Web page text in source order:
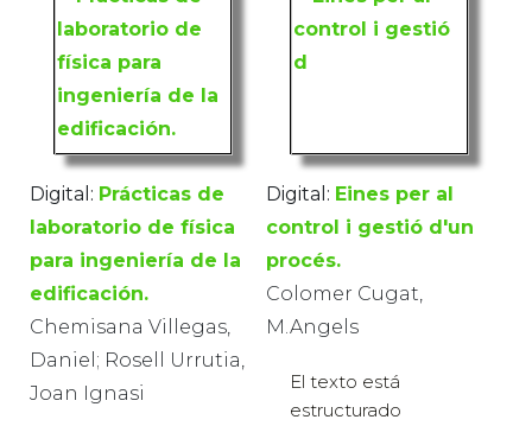
Digital: Prácticas de
laboratorio de física
para ingeniería de la
edificación.
Chemisana Villegas,
Daniel; Rosell Urrutia,
Joan Ignasi
Digital: Eines per al
control i gestió d'un
procés.
Colomer Cugat,
M.Angels
El texto está
estructurado